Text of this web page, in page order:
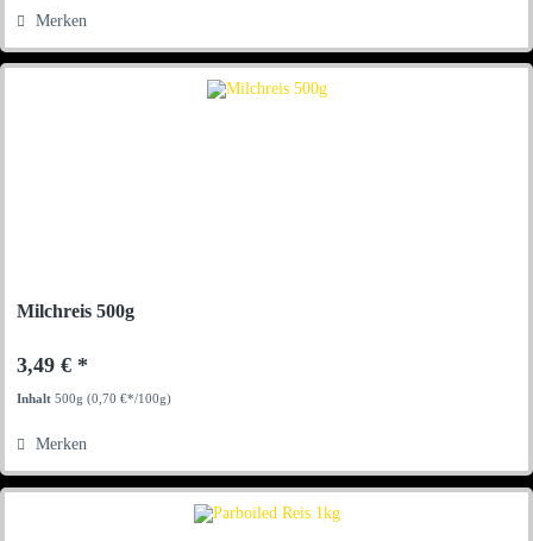
Merken
Milchreis 500g
3,49 € *
Inhalt500g(0,70 €*/100g)
Merken